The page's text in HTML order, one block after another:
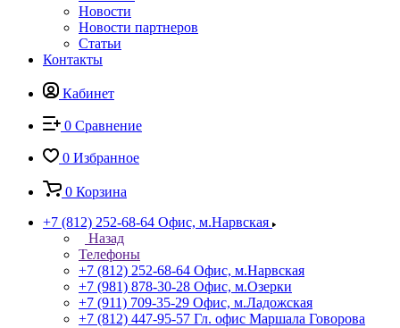
Новости
Новости партнеров
Статьи
Контакты
Кабинет
0 Сравнение
0 Избранное
0 Корзина
+7 (812) 252-68-64 Офис, м.Нарвская
Назад
Телефоны
+7 (812) 252-68-64 Офис, м.Нарвская
+7 (981) 878-30-28 Офис, м.Озерки
+7 (911) 709-35-29 Офис, м.Ладожская
+7 (812) 447-95-57 Гл. офис Маршала Говорова